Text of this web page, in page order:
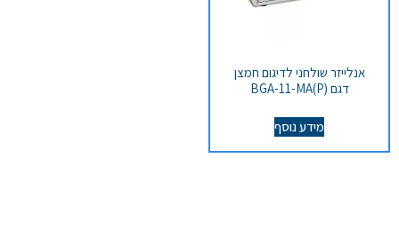
אנלייזר שולחני לדיגום חמצן
דגם BGA-11-MA(P)
מידע נוסף